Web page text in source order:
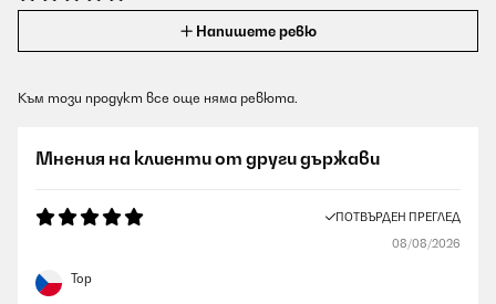
Напишете ревю
Към този продукт все още няма ревюта.
Мнения на клиенти от други държави
ПОТВЪРДЕН ПРЕГЛЕД
08/08/2026
Top